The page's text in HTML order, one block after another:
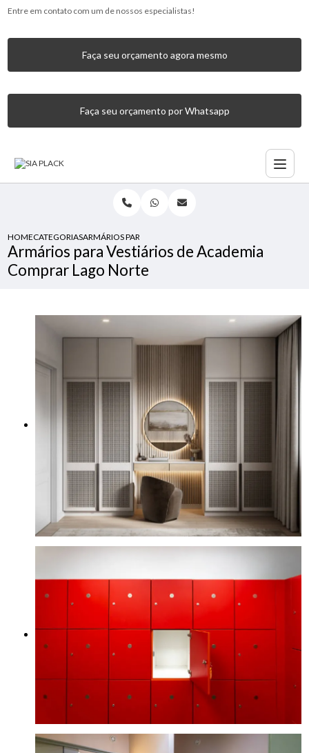
Entre em contato com um de nossos especialistas!
Faça seu orçamento agora mesmo
Faça seu orçamento por Whatsapp
HOMECATEGORIASARMÁRIOS PARA VESTIÁRIOS DE ACADEMIA COMPRAR
Armários para Vestiários de Academia
Comprar Lago Norte